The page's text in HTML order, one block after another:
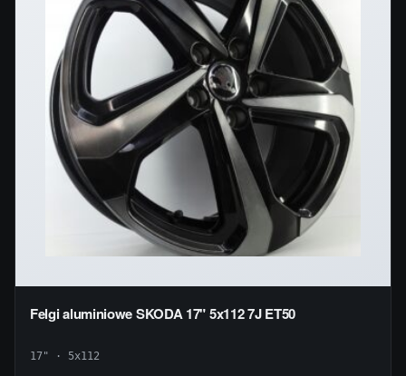
Felgi aluminiowe SKODA 17" 5x112 7J ET50
17" · 5x112